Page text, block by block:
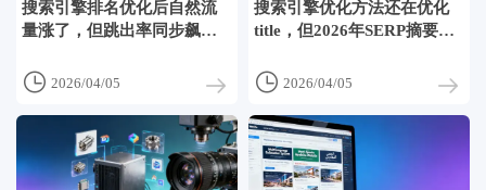
搜索引擎排名优化后自然流
量涨了，但跳出率同步飙升
 2026/04/05
搜索引擎优化方法还在优化
title，但2026年SERP摘要正
 2026/04/05